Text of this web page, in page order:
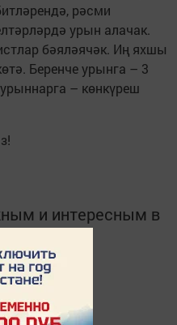
рәсми
урын алачак.
бәяләячәк. Иң яхшы
Беренче урынга – 3
– көнкүреш
и интересным в
в
MАХ: